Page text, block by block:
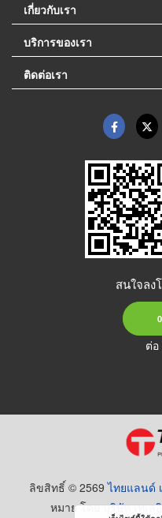
เกี่ยวกับเรา
บริการของเรา
ติดต่อเรา
สนใจล
ต่อ
ลิขสิทธิ์ © 2569ไทยแลนด์
หมาย โดยบริษัท เทเ